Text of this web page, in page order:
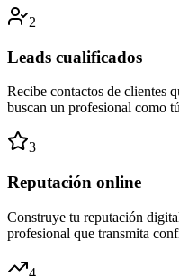
2
Leads cualificados
Recibe contactos de clientes
buscan un profesional como
3
Reputación online
Construye tu reputación
profesional que transmita
4